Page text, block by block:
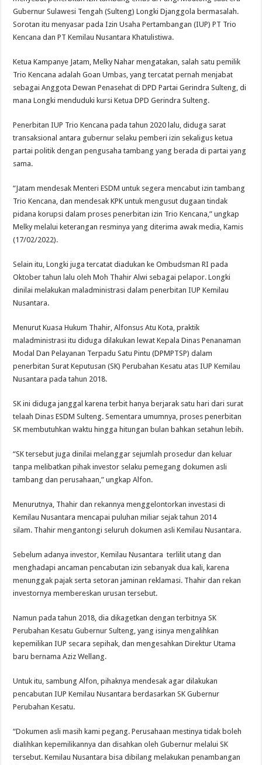
Gubernur Sulawesi Tengah (Sulteng) Longki Djanggola bermasalah.
Sorotan itu menyasar pada Izin Usaha Pertambangan (IUP) PT Trio
Kencana dan PT Kemilau Nusantara Khatulistiwa.
Ketua Kampanye Jatam, Melky Nahar mengatakan, salah satu pemilik
Trio Kencana adalah Goan Umbas, yang tercatat pernah menjabat
sebagai Anggota Dewan Penasehat di DPD Partai Gerindra Sulteng, di
mana Longki menduduki kursi Ketua DPD Gerindra Sulteng.
Penerbitan IUP Trio Kencana pada tahun 2020 lalu, diduga sarat
transaksional antara gubernur selaku pemberi izin sekaligus ketua
partai politik dengan pengusaha tambang yang berada di partai yang
sama.
“Jatam mendesak Menteri ESDM untuk segera mencabut izin tambang
Trio Kencana, dan mendesak KPK untuk mengusut dugaan tindak
pidana korupsi dalam proses penerbitan izin Trio Kencana,” ungkap
Melky melalui keterangan resminya yang diterima awak media, Kamis
(17/02/2022).
Selain itu, Longki juga tercatat diadukan ke Ombudsman RI pada
Oktober tahun lalu oleh Moh Thahir Alwi sebagai pelapor. Longki
dinilai melakukan maladministrasi dalam penerbitan IUP Kemilau
Nusantara.
Menurut Kuasa Hukum Thahir, Alfonsus Atu Kota, praktik
maladministrasi itu diduga dilakukan lewat Kepala Dinas Penanaman
Modal Dan Pelayanan Terpadu Satu Pintu (DPMPTSP) dalam
penerbitan Surat Keputusan (SK) Perubahan Kesatu atas IUP Kemilau
Nusantara pada tahun 2018.
SK ini diduga janggal karena terbit hanya berjarak satu hari dari surat
telaah Dinas ESDM Sulteng. Sementara umumnya, proses penerbitan
SK membutuhkan waktu hingga hitungan bulan bahkan setahun lebih.
“SK tersebut juga dinilai melanggar sejumlah prosedur dan keluar
tanpa melibatkan pihak investor selaku pemegang dokumen asli
tambang dan perusahaan,” ungkap Alfon.
Menurutnya, Thahir dan rekannya menggelontorkan investasi di
Kemilau Nusantara mencapai puluhan miliar sejak tahun 2014
silam. Thahir mengantongi seluruh dokumen asli Kemilau Nusantara.
Sebelum adanya investor, Kemilau Nusantara terlilit utang dan
menghadapi ancaman pencabutan izin sebanyak dua kali, karena
menunggak pajak serta setoran jaminan reklamasi. Thahir dan rekan
investornya membereskan urusan tersebut.
Namun pada tahun 2018, dia dikagetkan dengan terbitnya SK
Perubahan Kesatu Gubernur Sulteng, yang isinya mengalihkan
kepemilikan IUP secara sepihak, dan mengesahkan Direktur Utama
baru bernama Aziz Wellang.
Untuk itu, sambung Alfon, pihaknya mendesak agar dilakukan
pencabutan IUP Kemilau Nusantara berdasarkan SK Gubernur
Perubahan Kesatu.
“Dokumen asli masih kami pegang. Perusahaan mestinya tidak boleh
dialihkan kepemilikannya dan disahkan oleh Gubernur melalui SK
tersebut. Kemilau Nusantara bisa dibilang melakukan penambangan